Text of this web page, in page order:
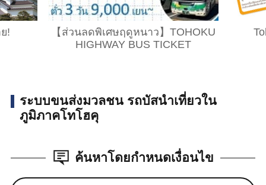
!
【ส่วนลดพิเศษฤดูหนาว】TOHOKU
HIGHWAY BUS TICKET
ระบบขนส่งมวลชน รถบัสนำเที่ยวใน
ภูมิภาคโทโฮคุ
ค้นหาโดยกำหนดเงื่อนไข